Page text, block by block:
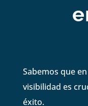
Sabemos que
visibilidad es
éxito.